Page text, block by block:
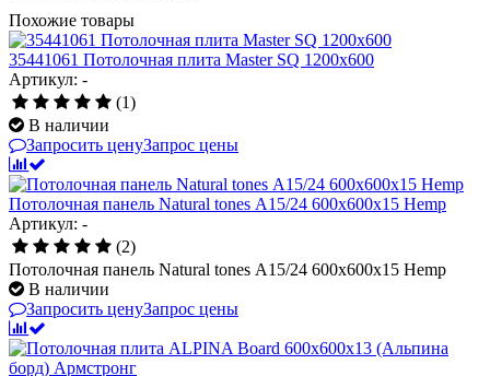
Похожие товары
35441061 Потолочная плита Master SQ 1200x600
Артикул: -
(1)
В наличии
Запросить ценуЗапрос цены
Потолочная панель Natural tones А15/24 600x600x15 Hemp
Артикул: -
(2)
Потолочная панель Natural tones А15/24 600x600x15 Hemp
В наличии
Запросить ценуЗапрос цены